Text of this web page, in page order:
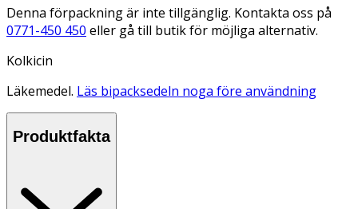
Denna förpackning är inte tillgänglig. Kontakta oss på
0771-450 450 eller gå till butik för möjliga alternativ.
Kolkicin
Läkemedel. Läs bipacksedeln noga före användning
Produktfakta